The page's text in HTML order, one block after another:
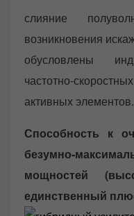
слияние
возникновения
обусловлены
частотно-
активных элементов.
Способность к
безумно-
мощностей
единственный